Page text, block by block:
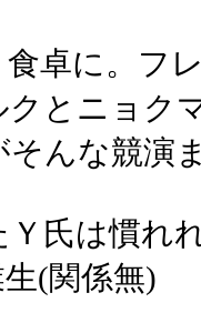
食卓に。フ
ニョクマ
そんな競演
氏は慣れ
(関係無)